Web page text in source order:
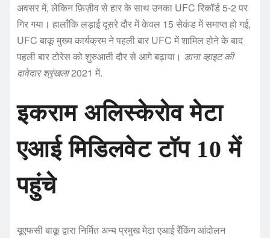
अवसर में, लेकिन फ़िज़ीव से हार के साथ उनका UFC रिकॉर्ड 5-2 पर
गिर गया। हालाँकि लड़ाई दूसरे दौर में केवल 15 सेकंड में समाप्त हो गई,
UFC बाकू मुख्य कार्यक्रम ने पहली बार UFC में शामिल होने के बाद
पहली बार टोरेस को शुरुआती दौर से आगे बढ़ाया। डाना व्हाइट की
दावेदार श्रृंखला2021 में.
इकराम अलिस्केरोव मेटा
एआई मिडिलवेट टॉप 10 में
पहुंचे
यूएफसी बाकू द्वारा निर्मित अन्य प्रमुख मेटा एआई रैंकिंग आंदोलन